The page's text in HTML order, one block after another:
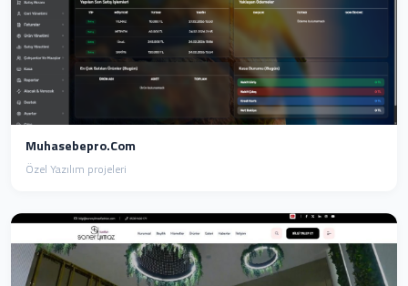
Muhasebepro.com
Özel Yazılım projeleri